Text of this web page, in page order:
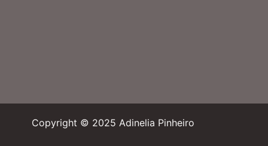
Copyright © 2025 Adinelia Pinheiro